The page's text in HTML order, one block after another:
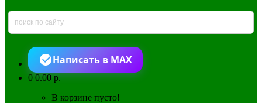
Написать в MAX
00.00 р.
В корзине пусто!